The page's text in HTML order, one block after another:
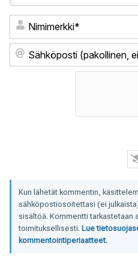
Kun lähetät kommentin,
sähköpostiosoitettasi (ei
sisältöä. Kommentti tarkastetaan
toimituksellisesti. Lue
kommentointiperiaatteet.